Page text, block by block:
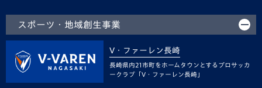
スポーツ・地域創生事業
V・ファーレン長崎
長崎県内21市町をホームタウンとするプロサッカ
ークラブ「V・ファーレン長崎」